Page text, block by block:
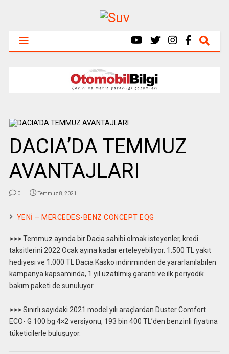
DACIA’DA TEMMUZ
AVANTAJLARI
0 Temmuz 8, 2021
YENİ – MERCEDES-BENZ CONCEPT EQG
>>> Temmuz ayında bir Dacia sahibi olmak isteyenler, kredi
taksitlerini 2022 Ocak ayına kadar erteleyebiliyor. 1.500 TL yakıt
hediyesi ve 1.000 TL Dacia Kasko indiriminden de yararlanılabilen
kampanya kapsamında, 1 yıl uzatılmış garanti ve ilk periyodik
bakım paketi de sunuluyor.
>>> Sınırlı sayıdaki 2021 model yılı araçlardan Duster Comfort
ECO- G 100 bg 4×2 versiyonu, 193 bin 400 TL’den benzinli fiyatına
tüketicilerle buluşuyor.